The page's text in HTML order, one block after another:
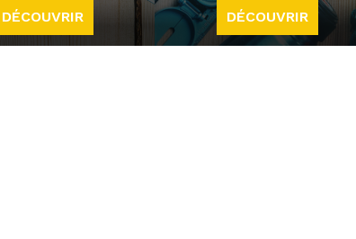
DÉCOUVRIR DÉCOUVRIR